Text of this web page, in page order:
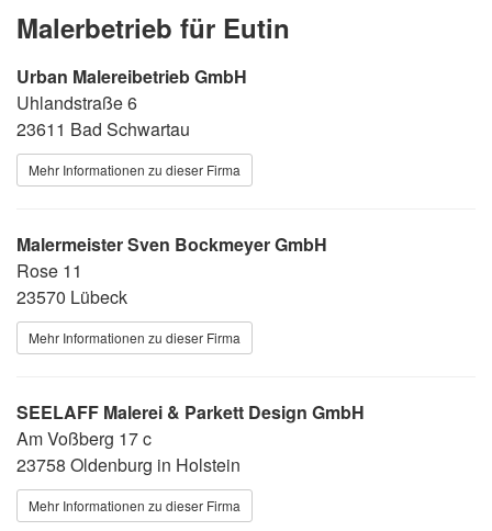
Malerbetrieb für Eutin
Urban Malereibetrieb GmbH
Uhlandstraße 6
23611 Bad Schwartau
Mehr Informationen zu dieser Firma
Malermeister Sven Bockmeyer GmbH
Rose 11
23570 Lübeck
Mehr Informationen zu dieser Firma
SEELAFF Malerei & Parkett Design GmbH
Am Voßberg 17 c
23758 Oldenburg in Holstein
Mehr Informationen zu dieser Firma